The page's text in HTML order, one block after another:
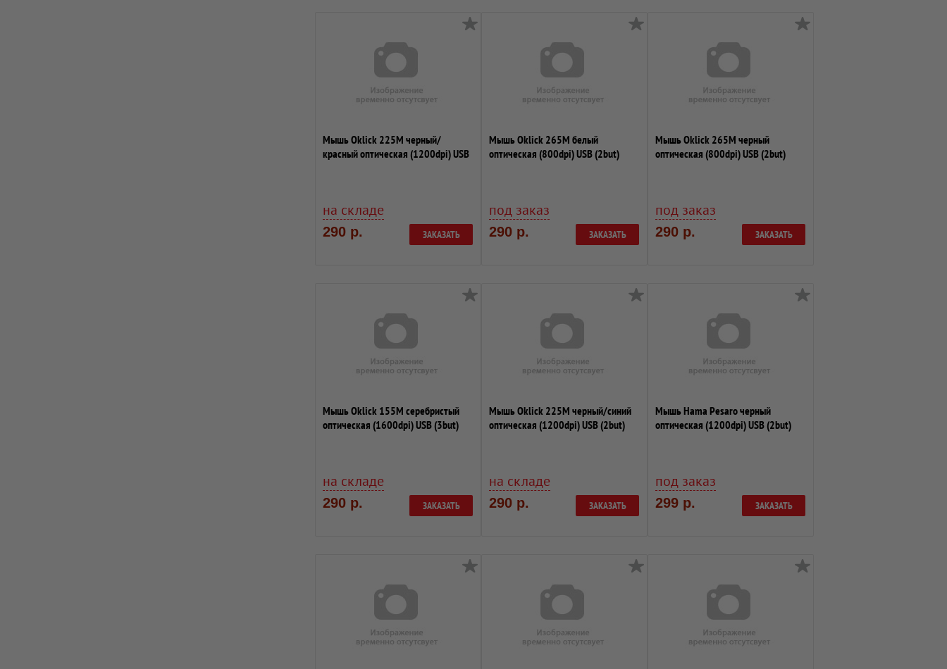
Мышь Oklick 225M черный/
красный оптическая (1200dpi) USB
на складе
290 р. ЗАКАЗАТЬ
Мышь Oklick 265M белый
оптическая (800dpi) USB (2but)
под заказ
290 р. ЗАКАЗАТЬ
Мышь Oklick 265M черный
оптическая (800dpi) USB (2but)
под заказ
290 р. ЗАКАЗАТЬ
Мышь Oklick 155M серебристый
оптическая (1600dpi) USB (3but)
на складе
290 р. ЗАКАЗАТЬ
Мышь Oklick 225M черный/синий
оптическая (1200dpi) USB (2but)
на складе
290 р. ЗАКАЗАТЬ
Мышь Hama Pesaro черный
оптическая (1200dpi) USB (2but)
под заказ
299 р. ЗАКАЗАТЬ